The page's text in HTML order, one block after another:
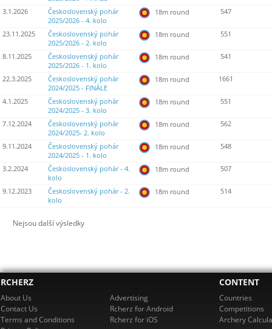
3.1.2026
Československý pohár
2025/2026 - 4. kolo
18m round 547
23.11.2025
Československý pohár
2025/2026 - 2. kolo
18m round 551
8.11.2025
Československý pohár
2025/2026 - 1. kolo
18m round 541
22.3.2025
Československý pohár
2024/2025 - FINÁLE
18m round 1661
4.1.2025
Československý pohár
2024/2025 - 3. kolo
18m round 551
7.12.2024
Československý pohár
2024/2025- 2. kolo
18m round 562
9.11.2024
Československý pohár
2024/2025 - 1. kolo
18m round 548
3.2.2024
Československý pohár - 4.
kolo
18m round 507
9.12.2023
Československý pohár - 2.
kolo
18m round 514
Nejsou další výsledky
RCHERZ
About Us
Contact Us
Terms and Conditions
Advertising
Rcherz for Android
Rcherz for iOS
CONTENT
Countries
Competitions
Archery